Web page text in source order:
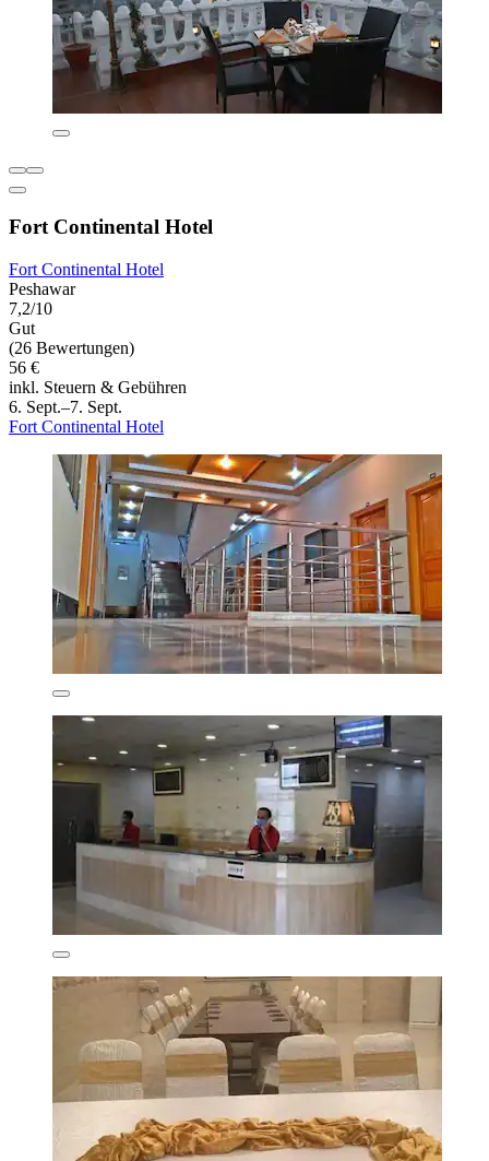
Fort Continental Hotel
Fort Continental Hotel
Peshawar
7,2/10
Gut
(26 Bewertungen)
56 €
inkl. Steuern & Gebühren
6. Sept.–7. Sept.
Fort Continental Hotel